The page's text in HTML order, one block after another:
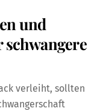
und
verleiht, sollten